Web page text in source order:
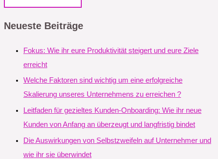
Neueste Beiträge
Fokus: Wie ihr eure Produktivität steigert und eure Ziele
erreicht
Welche Faktoren sind wichtig um eine erfolgreiche
Skalierung unseres Unternehmens zu erreichen ?
Leitfaden für gezieltes Kunden-Onboarding: Wie ihr neue
Kunden von Anfang an überzeugt und langfristig bindet
Die Auswirkungen von Selbstzweifeln auf Unternehmer und
wie ihr sie überwindet